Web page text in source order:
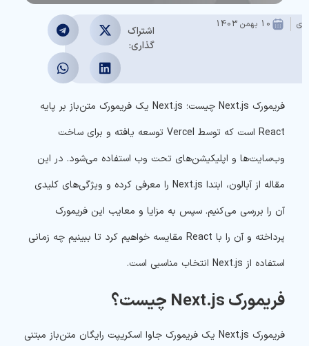
10 بهمن 1403
اشتراک
گذاری:
فریمورک Next.js چیست؛ Next.js یک فریمورک متن‌باز بر پایه
React است که توسط Vercel توسعه یافته و برای ساخت
وب‌سایت‌ها و اپلیکیشن‌های تحت وب استفاده می‌شود. در این
مقاله از آبالون، ابتدا Next.js را معرفی کرده و ویژگی‌های کلیدی
آن را بررسی می‌کنیم. سپس به مزایا و معایب این فریمورک
پرداخته و آن را با React مقایسه خواهیم کرد تا ببینیم چه زمانی
استفاده از Next.js انتخاب مناسبی است.
فریمورک Next.js چیست؟
فریمورک Next.js یک فریمورک جاوا اسکریپت رایگان متن‌باز مبتنی